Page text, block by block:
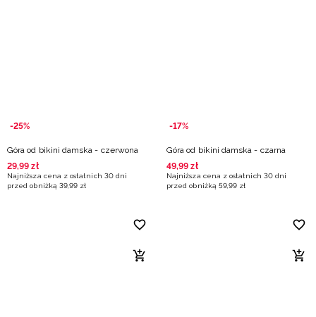
-25%
Góra od bikini damska - czerwona
29,99 zł
Najniższa cena z ostatnich 30 dni
przed obniżką 39,99 zł
-17%
Góra od bikini damska - czarna
49,99 zł
Najniższa cena z ostatnich 30 dni
przed obniżką 59,99 zł